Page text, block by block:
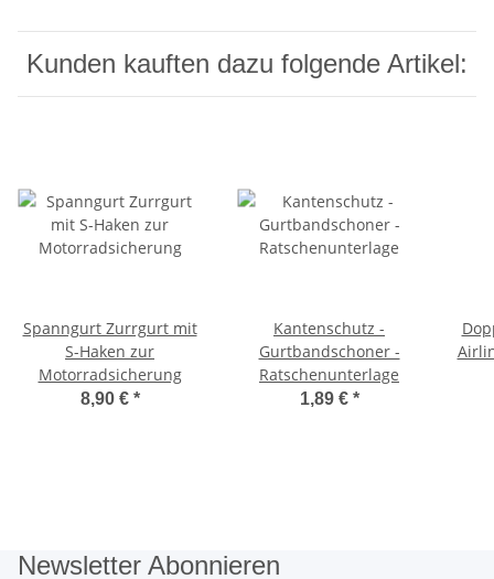
Kunden kauften dazu folgende Artikel:
Spanngurt Zurrgurt mit
S-Haken zur
Motorradsicherung
8,90 € *
Kantenschutz -
Gurtbandschoner -
Ratschenunterlage
1,89 € *
Newsletter Abonnieren